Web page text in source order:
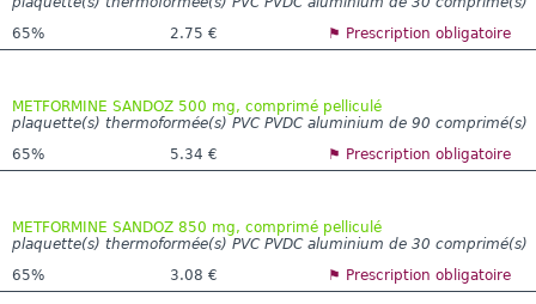
65%
2.75 € ⚑ Prescription obligatoire
METFORMINE SANDOZ 500 mg, comprimé pelliculé
plaquette(s) thermoformée(s) PVC PVDC aluminium de 90 comprimé(s)
65%
5.34 € ⚑ Prescription obligatoire
METFORMINE SANDOZ 850 mg, comprimé pelliculé
plaquette(s) thermoformée(s) PVC PVDC aluminium de 30 comprimé(s)
65%
3.08 € ⚑ Prescription obligatoire